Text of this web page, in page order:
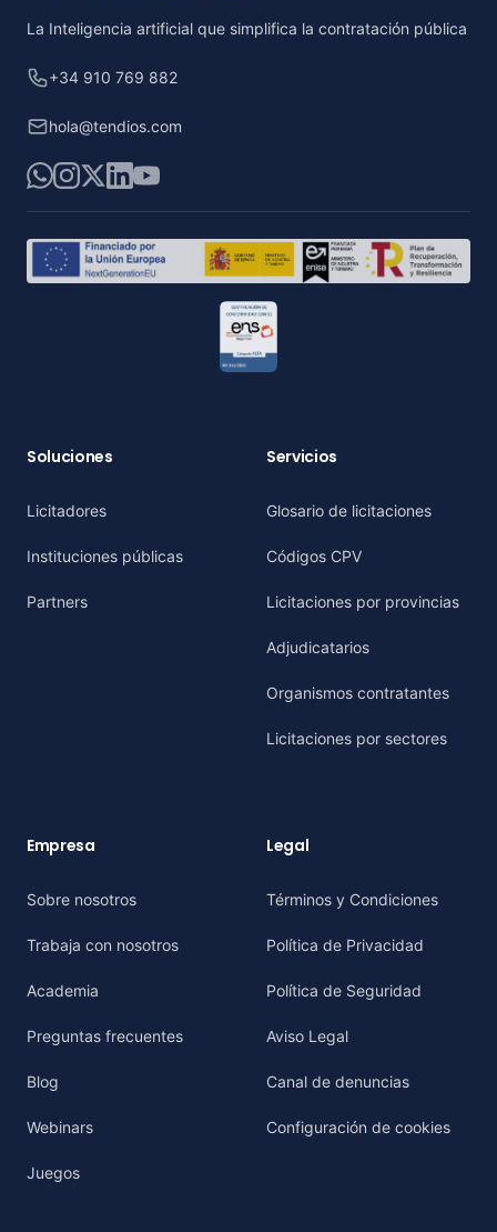
La Inteligencia artificial que simplifica la contratación pública
+34 910 769 882
hola@tendios.com
WhatsApp
Instagram
X LinkedIn
YouTube
Soluciones
Licitadores
Instituciones públicas
Partners
Servicios
Glosario de licitaciones
Códigos CPV
Licitaciones por provincias
Adjudicatarios
Organismos contratantes
Licitaciones por sectores
Empresa
Sobre nosotros
Trabaja con nosotros
Academia
Preguntas frecuentes
Blog
Webinars
Juegos
Legal
Términos y Condiciones
Política de Privacidad
Política de Seguridad
Aviso Legal
Canal de denuncias
Configuración de cookies